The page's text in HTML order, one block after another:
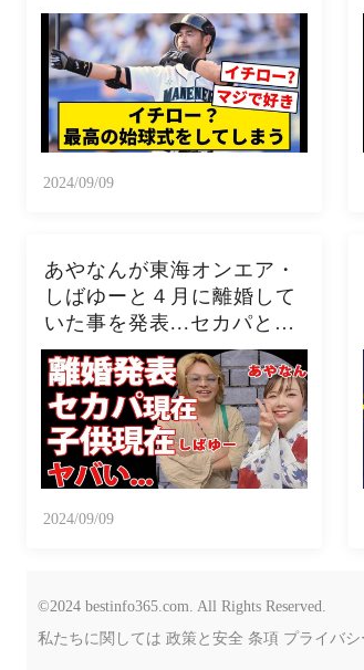
2024/09/09
あやなんが東海オンエア・
しばゆーと４月に離婚して
いた事を発表...セカパとの
現在の関係に驚きを隠せな
い...『しばゆー＆あやな
ん』夫婦の精神崩壊した現
在がヤバい...
2024/09/09
©2024 bestinfo365.com. All Rights Reserved.
私たちに関しては 政策と安全 条項 プライバシ